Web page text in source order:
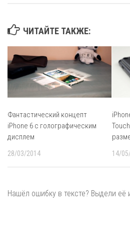
ЧИТАЙТЕ ТАКЖЕ:
Фантастический концепт
iPhone 6 с голографическим
дисплем
28/03/2014 14/
Нашёл ошибку в тексте? Выдели